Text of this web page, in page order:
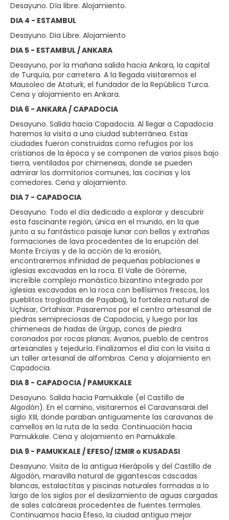
Desayuno. Día libre. Alojamiento.
DIA 4 - ESTAMBUL
Desayuno. Dia Libre. Alojamiento
DIA 5 - ESTAMBUL / ANKARA
Desayuno, por la mañana salida hacia Ankara, la capital
de Turquía, por carretera. A la llegada visitaremos el
Mausoleo de Ataturk, el fundador de la República Turca.
Cena y alojamiento en Ankara.
DIA 6 - ANKARA / CAPADOCIA
Desayuno. Salida hacia Capadocia. Al llegar a Capadocia
haremos la visita a una ciudad subterránea. Estas
ciudades fueron construidas como refugios por los
cristianos de la época y se componen de varios pisos bajo
tierra, ventilados por chimeneas, donde se pueden
admirar los dormitorios comunes, las cocinas y los
comedores. Cena y alojamiento.
DIA 7 - CAPADOCIA
Desayuno. Todo el día dedicado a explorar y descubrir
esta fascinante región, única en el mundo, en la que
junto a su fantástico paisaje lunar con bellas y extrañas
formaciones de lava procedentes de la erupción del
Monte Erciyas y de la acción de la erosión,
encontraremos infinidad de pequeñas poblaciones e
iglesias excavadas en la roca. El Valle de Göreme,
increíble complejo monástico bizantino integrado por
iglesias excavadas en la roca con bellísimos frescos, los
pueblitos trogloditas de Paşabağ, la fortaleza natural de
Uçhisar, Ortahisar. Pasaremos por el centro artesanal de
piedras semipreciosas de Capadocia, y luego por las
chimeneas de hadas de Ürgüp, conos de piedra
coronados por rocas planas; Avanos, pueblo de centros
artesanales y tejeduría. Finalizamos el día con la visita a
un taller artesanal de alfombras. Cena y alojamiento en
Capadocia.
DIA 8 - CAPADOCIA / PAMUKKALE
Desayuno. Salida hacia Pamukkale (el Castillo de
Algodón). En el camino, visitaremos el Caravansarai del
siglo XIII, donde paraban antiguamente las caravanas de
camellos en la ruta de la seda. Continuación hacia
Pamukkale. Cena y alojamiento en Pamukkale.
DIA 9 - PAMUKKALE / EFESO/ IZMIR o KUSADASI
Desayuno. Visita de la antigua Hierápolis y del Castillo de
Algodón, maravilla natural de gigantescas cascadas
blancas, estalactitas y piscinas naturales formadas a lo
largo de los siglos por el deslizamiento de aguas cargadas
de sales calcáreas procedentes de fuentes termales.
Continuamos hacia Éfeso, la ciudad antigua mejor